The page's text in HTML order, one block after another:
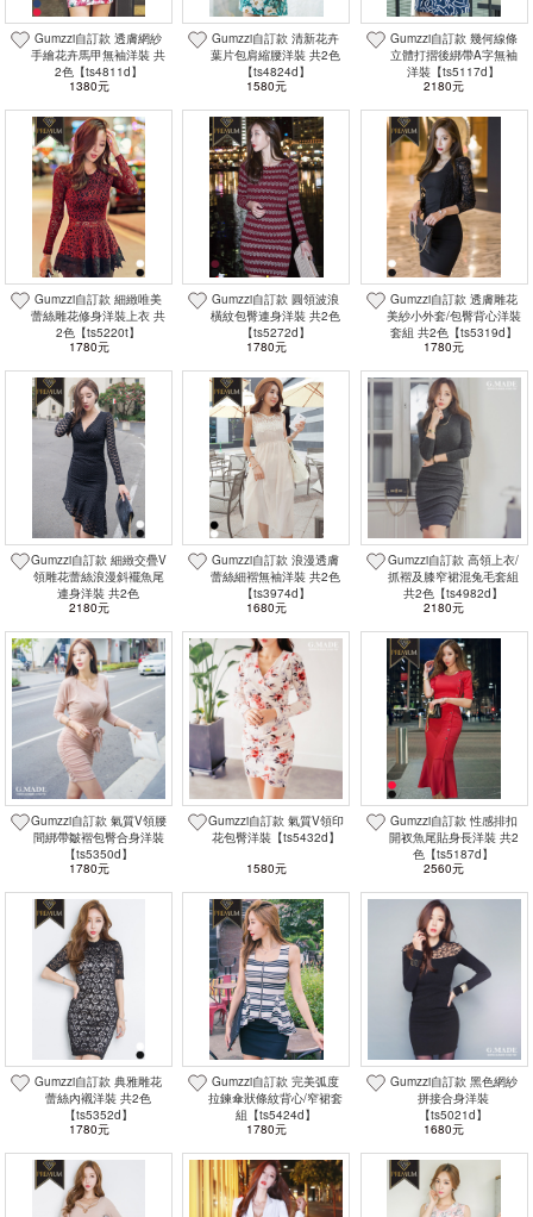
Gumzzi自訂款 透膚網紗
手繪花卉馬甲無袖洋裝 共
2色【ts4811d】
1380元
Gumzzi自訂款 清新花卉
葉片包肩縮腰洋裝 共2色
【ts4824d】
1580元
Gumzzi自訂款 幾何線條
立體打摺後綁帶A字無袖
洋裝【ts5117d】
2180元
Gumzzi自訂款 細緻唯美
蕾絲雕花修身洋裝上衣 共
2色【ts5220t】
1780元
Gumzzi自訂款 圓領波浪
橫紋包臀連身洋裝 共2色
【ts5272d】
1780元
Gumzzi自訂款 透膚雕花
美紗小外套/包臀背心洋裝
套組 共2色【ts5319d】
1780元
Gumzzi自訂款 細緻交疊V
領雕花蕾絲浪漫斜襬魚尾
連身洋裝 共2色
【ts5299d】
2180元
Gumzzi自訂款 浪漫透膚
蕾絲細褶無袖洋裝 共2色
【ts3974d】
1680元
Gumzzi自訂款 高領上衣/
抓褶及膝窄裙混兔毛套組
共2色【ts4982d】
2180元
Gumzzi自訂款 氣質V領腰
間綁帶皺褶包臀合身洋裝
【ts5350d】
1780元
Gumzzi自訂款 氣質V領印
花包臀洋裝【ts5432d】
1580元
Gumzzi自訂款 性感排扣
開衩魚尾貼身長洋裝 共2
色【ts5187d】
2560元
Gumzzi自訂款 典雅雕花
蕾絲內襯洋裝 共2色
【ts5352d】
1780元
Gumzzi自訂款 完美弧度
拉鍊傘狀條紋背心/窄裙套
組【ts5424d】
1780元
Gumzzi自訂款 黑色網紗
拼接合身洋裝
【ts5021d】
1680元